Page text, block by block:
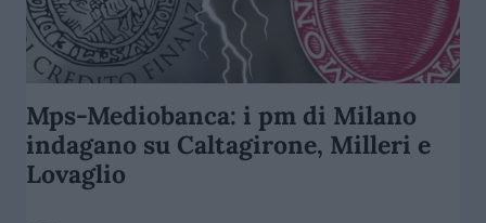
Mps-Mediobanca: i pm di Milano
indagano su Caltagirone, Milleri e
Lovaglio